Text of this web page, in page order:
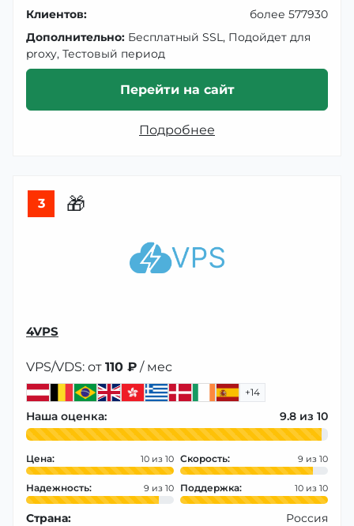
Клиентов:
более 577930
Дополнительно: Бесплатный SSL, Подойдет для
proxy, Тестовый период
Перейти на сайт
Подробнее
3 🎁
4VPS
VPS/VDS: от 110 ₽ / мес
+14
Наша оценка: 9.8
Цена: 10 Скорость: 9
Надежность: 9 Поддержка: 10
Страна:
Россия